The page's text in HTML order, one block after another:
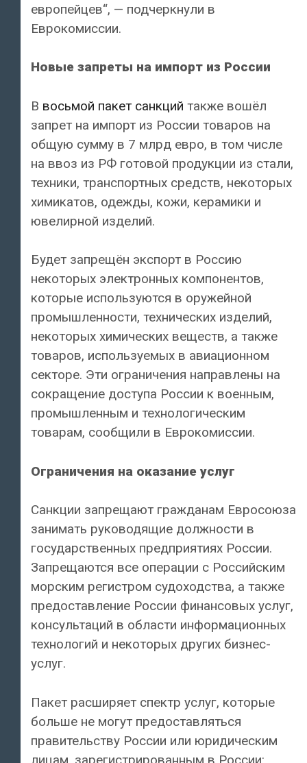
европейцев“, — подчеркнули в
Еврокомиссии.
Новые запреты на импорт из России
В восьмой пакет санкций также вошёл
запрет на импорт из России товаров на
общую сумму в 7 млрд евро, в том числе
на ввоз из РФ готовой продукции из стали,
техники, транспортных средств, некоторых
химикатов, одежды, кожи, керамики и
ювелирной изделий.
Будет запрещён экспорт в Россию
некоторых электронных компонентов,
которые используются в оружейной
промышленности, технических изделий,
некоторых химических веществ, а также
товаров, используемых в авиационном
секторе. Эти ограничения направлены на
сокращение доступа России к военным,
промышленным и технологическим
товарам, сообщили в Еврокомиссии.
Ограничения на оказание услуг
Санкции запрещают гражданам Евросоюза
занимать руководящие должности в
государственных предприятиях России.
Запрещаются все операции с Российским
морским регистром судоходства, а также
предоставление России финансовых услуг,
консультаций в области информационных
технологий и некоторых других бизнес-
услуг.
Пакет расширяет спектр услуг, которые
больше не могут предоставляться
правительству России или юридическим
лицам, зарегистрированным в России: